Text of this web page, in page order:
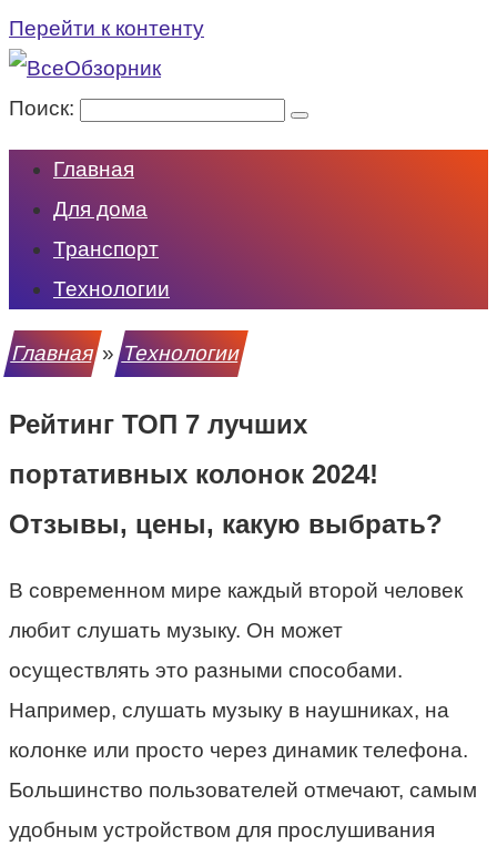
Перейти к контенту
Поиск:
Главная
Для дома
Транспорт
Технологии
Главная»Технологии
Рейтинг ТОП 7 лучших
портативных колонок 2024!
Отзывы, цены, какую выбрать?
В современном мире каждый второй человек
любит слушать музыку. Он может
осуществлять это разными способами.
Например, слушать музыку в наушниках, на
колонке или просто через динамик телефона.
Большинство пользователей отмечают, самым
удобным устройством для прослушивания